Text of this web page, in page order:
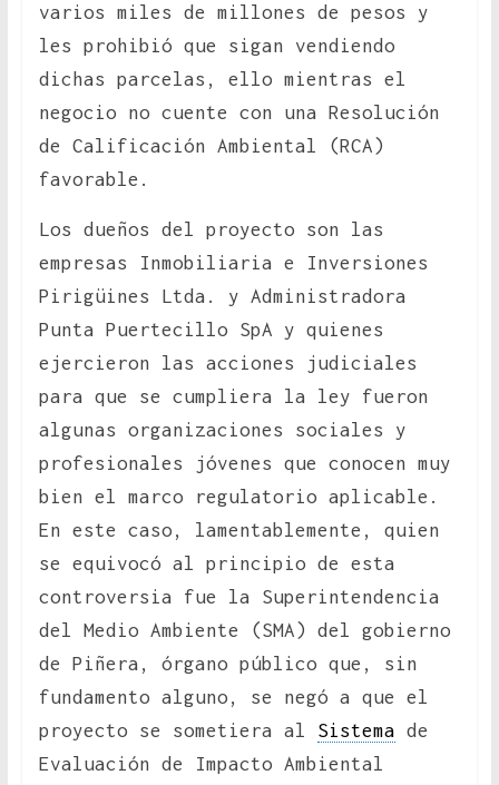
varios miles de millones de pesos y
les prohibió que sigan vendiendo
dichas parcelas, ello mientras el
negocio no cuente con una Resolución
de Calificación Ambiental (RCA)
favorable.
Los dueños del proyecto son las
empresas Inmobiliaria e Inversiones
Pirigüines Ltda. y Administradora
Punta Puertecillo SpA y quienes
ejercieron las acciones judiciales
para que se cumpliera la ley fueron
algunas organizaciones sociales y
profesionales jóvenes que conocen muy
bien el marco regulatorio aplicable.
En este caso, lamentablemente, quien
se equivocó al principio de esta
controversia fue la Superintendencia
del Medio Ambiente (SMA) del gobierno
de Piñera, órgano público que, sin
fundamento alguno, se negó a que el
proyecto se sometiera al Sistema de
Evaluación de Impacto Ambiental